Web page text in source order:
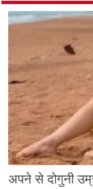
अपने से दोगुनी